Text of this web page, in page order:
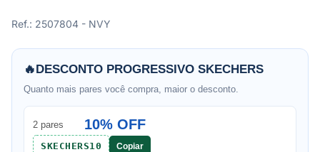
Ref.: 2507804 - NVY
🔥DESCONTO PROGRESSIVO SKECHERS
Quanto mais pares você compra, maior o desconto.
2 pares 10% OFF
SKECHERS10 Copiar